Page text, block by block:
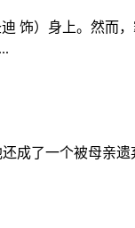
饰）身上。然而，
成了一个被母亲遗